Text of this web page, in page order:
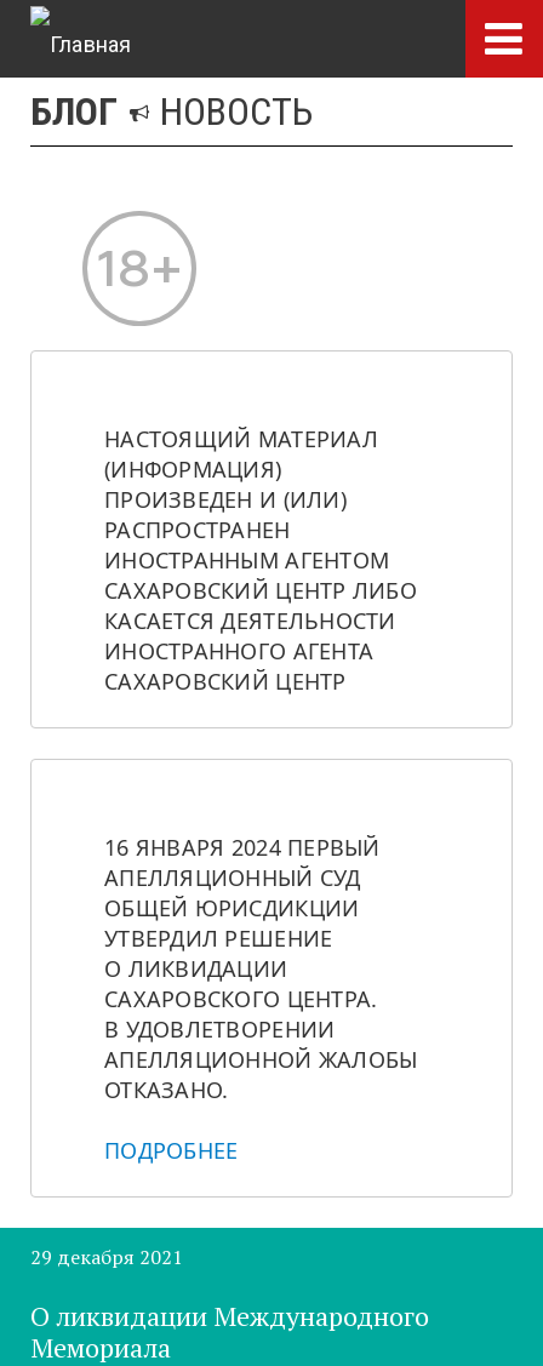
Перейти
основному
содержанию
БЛОГ НОВОСТЬ
НАСТОЯЩИЙ МАТЕРИАЛ
(ИНФОРМАЦИЯ)
ПРОИЗВЕДЕН И (ИЛИ)
РАСПРОСТРАНЕН
ИНОСТРАННЫМ АГЕНТОМ
САХАРОВСКИЙ ЦЕНТР ЛИБО
КАСАЕТСЯ ДЕЯТЕЛЬНОСТИ
ИНОСТРАННОГО АГЕНТА
САХАРОВСКИЙ ЦЕНТР
16 ЯНВАРЯ 2024 ПЕРВЫЙ
АПЕЛЛЯЦИОННЫЙ СУД
ОБЩЕЙ ЮРИСДИКЦИИ
УТВЕРДИЛ РЕШЕНИЕ
О ЛИКВИДАЦИИ
САХАРОВСКОГО ЦЕНТРА.
В УДОВЛЕТВОРЕНИИ
АПЕЛЛЯЦИОННОЙ ЖАЛОБЫ
ОТКАЗАНО.
ПОДРОБНЕЕ
О ликвидации Международного
Мемориала
29 декабря 2021